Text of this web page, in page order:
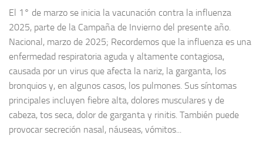
El 1° de marzo se inicia la vacunación contra la influenza
2025, parte de la Campaña de Invierno del presente año.
Nacional, marzo de 2025; Recordemos que la influenza es una
enfermedad respiratoria aguda y altamente contagiosa,
causada por un virus que afecta la nariz, la garganta, los
bronquios y, en algunos casos, los pulmones. Sus síntomas
principales incluyen fiebre alta, dolores musculares y de
cabeza, tos seca, dolor de garganta y rinitis. También puede
provocar secreción nasal, náuseas, vómitos...